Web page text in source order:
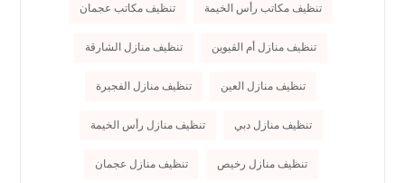
تنظيف مكاتب رأس الخيمة تنظيف مكاتب عجمان
تنظيف منازل أم القيوين تنظيف منازل الشارقة
تنظيف منازل العين تنظيف منازل الفجيرة
تنظيف منازل دبي تنظيف منازل رأس الخيمة
تنظيف منازل رخيص تنظيف منازل عجمان